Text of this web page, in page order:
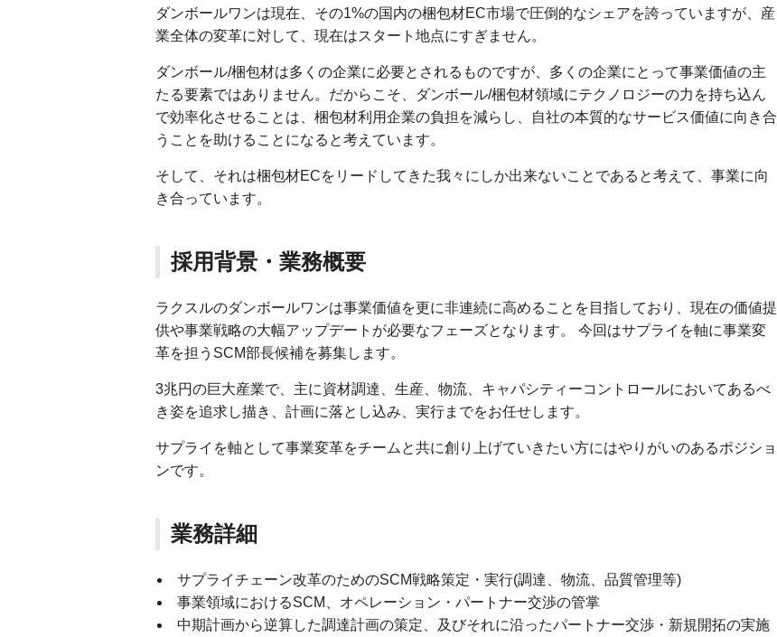
ダンボールワンは現在、その1%の国内の梱包材EC市場で圧倒的なシェアを誇っていますが、産
業全体の変革に対して、現在はスタート地点にすぎません。
ダンボール/梱包材は多くの企業に必要とされるものですが、多くの企業にとって事業価値の主
たる要素ではありません。だからこそ、ダンボール/梱包材領域にテクノロジーの力を持ち込ん
で効率化させることは、梱包材利用企業の負担を減らし、自社の本質的なサービス価値に向き合
うことを助けることになると考えています。
そして、それは梱包材ECをリードしてきた我々にしか出来ないことであると考えて、事業に向
き合っています。
採用背景・業務概要
ラクスルのダンボールワンは事業価値を更に非連続に高めることを目指しており、現在の価値提
供や事業戦略の大幅アップデートが必要なフェーズとなります。 今回はサプライを軸に事業変
革を担うSCM部長候補を募集します。
3兆円の巨大産業で、主に資材調達、生産、物流、キャパシティーコントロールにおいてあるべ
き姿を追求し描き、計画に落とし込み、実行までをお任せします。
サプライを軸として事業変革をチームと共に創り上げていきたい方にはやりがいのあるポジショ
ンです。
業務詳細
サプライチェーン改革のためのSCM戦略策定・実行(調達、物流、品質管理等)
事業領域におけるSCM、オペレーション・パートナー交渉の管掌
中期計画から逆算した調達計画の策定、及びそれに沿ったパートナー交渉・新規開拓の実施